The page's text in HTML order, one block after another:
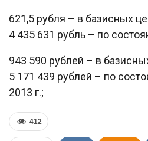
621,5 рубля – в базисных
4 435 631 рубль – по
943 590 рублей – в
5 171 439 рублей – по
2013 г.;
412